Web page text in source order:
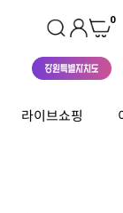
0
라이브쇼핑